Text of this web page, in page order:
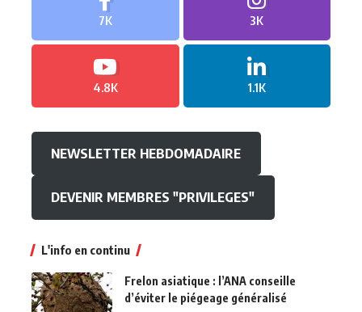
7K 3K
4.8K 1.1K
NEWSLETTER HEBDOMADAIRE
DEVENIR MEMBRES "PRIVILEGES"
L'info en continu
Frelon asiatique : l’ANA conseille
d’éviter le piégeage généralisé